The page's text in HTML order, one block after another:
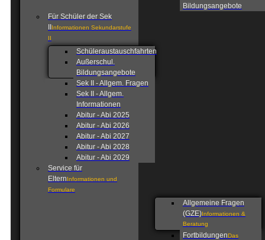
Bildungsangebote
Für Schüler der Sek
Informationen Sekundarstufe
II
Schüleraustauschfahrten
Außerschul.
Bildungsangebote
Sek II - Allgem. Fragen
Sek II - Allgem.
Informationen
Abitur - Abi 2025
Abitur - Abi 2026
Abitur - Abi 2027
Abitur - Abi 2028
Abitur - Abi 2029
Service für
ElternInformationen und
Formulare
Allgemeine Fragen
(GZE)Informationen &
Beratung
FortbildungenDas